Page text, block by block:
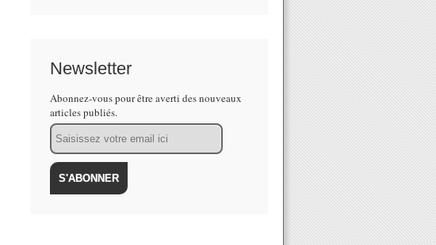
Newsletter
Abonnez-vous pour être averti des nouveaux
articles publiés.
Email